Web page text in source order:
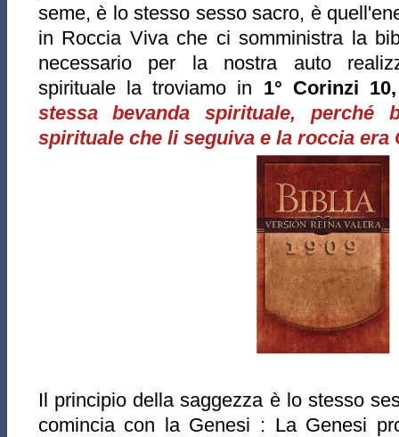
seme, è lo stesso sesso sacro, è
in Roccia Viva che ci somministra la
necessario per la nostra auto
spirituale la troviamo in 1° Corinzi
stessa bevanda spirituale, perché
spirituale che li seguiva e la roccia era
Il principio della saggezza è lo stesso
comincia con la Genesi : La Genesi